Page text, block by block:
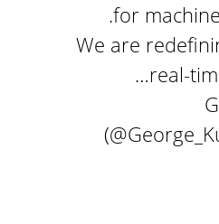
for
We are
real-